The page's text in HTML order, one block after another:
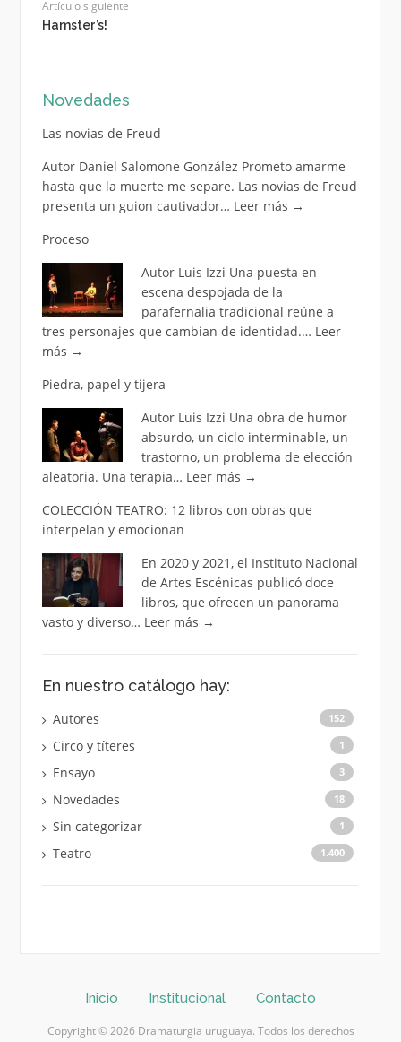
Artículo siguiente
Hamster’s!
Novedades
Las novias de Freud
Autor Daniel Salomone González Prometo amarme
hasta que la muerte me separe. Las novias de Freud
presenta un guion cautivador… Leer más →
Proceso
Autor Luis Izzi Una puesta en
escena despojada de la
parafernalia tradicional reúne a
tres personajes que cambian de identidad.… Leer
más →
Piedra, papel y tijera
Autor Luis Izzi Una obra de humor
absurdo, un ciclo interminable, un
trastorno, un problema de elección
aleatoria. Una terapia… Leer más →
COLECCIÓN TEATRO: 12 libros con obras que
interpelan y emocionan
En 2020 y 2021, el Instituto Nacional
de Artes Escénicas publicó doce
libros, que ofrecen un panorama
vasto y diverso… Leer más →
En nuestro catálogo hay:
Autores 152
Circo y títeres 1
Ensayo 3
Novedades 18
Sin categorizar 1
Teatro 1.400
Inicio Institucional Contacto
Copyright © 2026 Dramaturgia uruguaya. Todos los derechos